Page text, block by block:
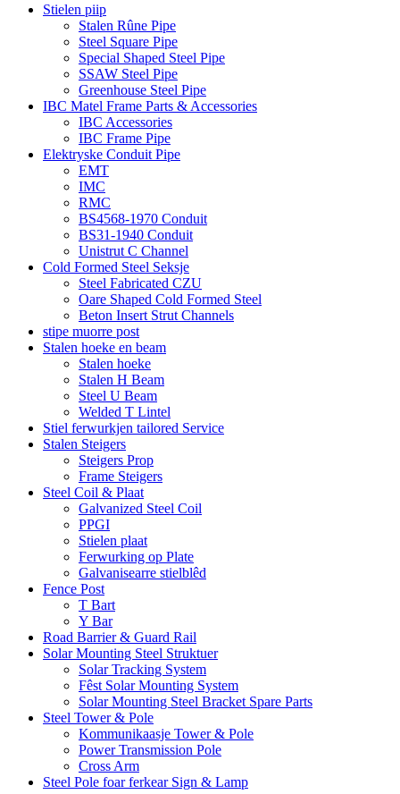
Stielen piip
Stalen Rûne Pipe
Steel Square Pipe
Special Shaped Steel Pipe
SSAW Steel Pipe
Greenhouse Steel Pipe
IBC Matel Frame Parts & Accessories
IBC Accessories
IBC Frame Pipe
Elektryske Conduit Pipe
EMT
IMC
RMC
BS4568-1970 Conduit
BS31-1940 Conduit
Unistrut C Channel
Cold Formed Steel Seksje
Steel Fabricated CZU
Oare Shaped Cold Formed Steel
Beton Insert Strut Channels
stipe muorre post
Stalen hoeke en beam
Stalen hoeke
Stalen H Beam
Steel U Beam
Welded T Lintel
Stiel ferwurkjen tailored Service
Stalen Steigers
Steigers Prop
Frame Steigers
Steel Coil & Plaat
Galvanized Steel Coil
PPGI
Stielen plaat
Ferwurking op Plate
Galvanisearre stielblêd
Fence Post
T Bart
Y Bar
Road Barrier & Guard Rail
Solar Mounting Steel Struktuer
Solar Tracking System
Fêst Solar Mounting System
Solar Mounting Steel Bracket Spare Parts
Steel Tower & Pole
Kommunikaasje Tower & Pole
Power Transmission Pole
Cross Arm
Steel Pole foar ferkear Sign & Lamp